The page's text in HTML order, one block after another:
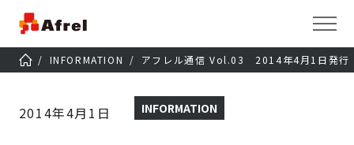
INFORMATION アフレル通信 Vol.03 2014年4月1日発行
2014年4月1日 INFORMATION